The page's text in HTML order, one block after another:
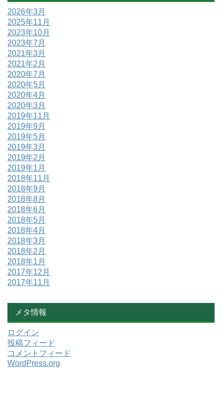
2026年3月
2025年11月
2023年10月
2023年7月
2021年3月
2021年2月
2020年7月
2020年5月
2020年4月
2020年3月
2019年11月
2019年9月
2019年5月
2019年3月
2019年2月
2019年1月
2018年11月
2018年9月
2018年8月
2018年6月
2018年5月
2018年4月
2018年3月
2018年2月
2018年1月
2017年12月
2017年11月
メタ情報
ログイン
投稿フィード
コメントフィード
WordPress.org